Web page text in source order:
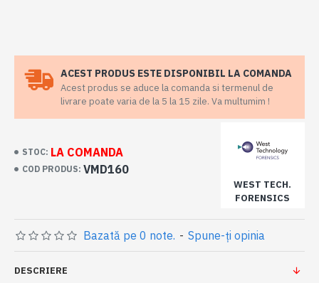
ACEST PRODUS ESTE DISPONIBIL LA COMANDA
Acest produs se aduce la comanda si termenul de
livrare poate varia de la 5 la 15 zile. Va multumim !
STOC: LA COMANDA
COD PRODUS: VMD160
WEST TECH.
FORENSICS
Bazată pe 0 note. - Spune-ţi opinia
DESCRIERE